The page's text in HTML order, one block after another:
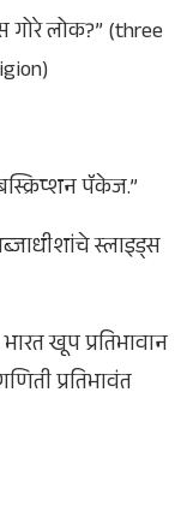
लोक?” (three
पॅकेज.”
स्लाइड्स
खूप प्रतिभावान
प्रतिभावंत